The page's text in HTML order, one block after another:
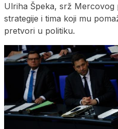
Ulriha Špeka, srž Mercovog
strategije i tima koji mu
pretvori u politiku.